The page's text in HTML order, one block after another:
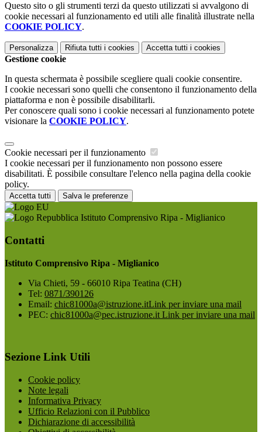
Questo sito o gli strumenti terzi da questo utilizzati si avvalgono di
cookie necessari al funzionamento ed utili alle finalità illustrate nella
COOKIE POLICY.
Personalizza Rifiuta tutti i cookies Accetta tutti i cookies
Gestione cookie
In questa schermata è possibile scegliere quali cookie consentire.
I cookie necessari sono quelli che consentono il funzionamento della
piattaforma e non è possibile disabilitarli.
Per conoscere quali sono i cookie necessari al funzionamento potete
visionare la COOKIE POLICY.
Cookie necessari per il funzionamento
I cookie necessari per il funzionamento non possono essere
disabilitati. È possibile consultare l'elenco nella pagina della cookie
policy.
Accetta tutti Salva le preferenze
Istituto Comprensivo Ripa - Miglianico
Contatti
Istituto Comprensivo Ripa - Miglianico
Via Chieti, 59 - 66010 Ripa Teatina (CH)
Tel: 0871/390126
Email: chic81000a@istruzione.itLink per inviare una mail
PEC: chic81000a@pec.istruzione.it Link per inviare una mail
Sezione Link Utili
Cookie policy
Note legali
Informativa Privacy
Ufficio Relazioni con il Pubblico
Dichiarazione di accessibilità